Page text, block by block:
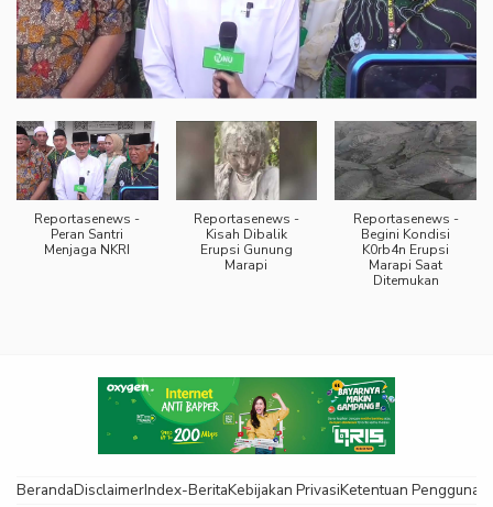
Reportasenews -
Peran Santri
Menjaga NKRI
Reportasenews -
Kisah Dibalik
Erupsi Gunung
Marapi
Reportasenews -
Begini Kondisi
K0rb4n Erupsi
Marapi Saat
Ditemukan
BerandaDisclaimerIndex-BeritaKebijakan PrivasiKetentuan Pengguna